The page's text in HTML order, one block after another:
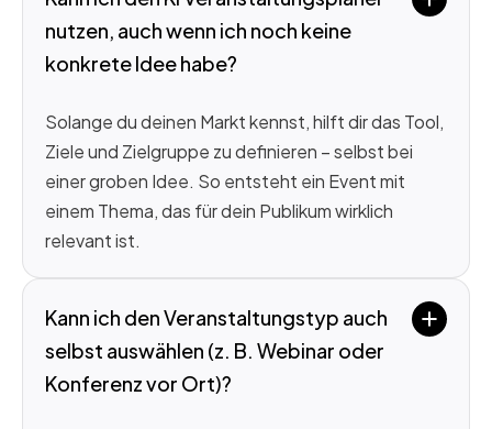
nutzen, auch wenn ich noch keine
konkrete Idee habe?
Solange du deinen Markt kennst, hilft dir das Tool,
Ziele und Zielgruppe zu definieren – selbst bei
einer groben Idee. So entsteht ein Event mit
einem Thema, das für dein Publikum wirklich
relevant ist.
Kann ich den Veranstaltungstyp auch
selbst auswählen (z. B. Webinar oder
Konferenz vor Ort)?